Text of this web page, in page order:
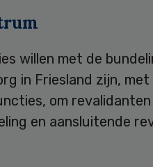
willen met de
in Friesland zijn,
om
en aansluitende